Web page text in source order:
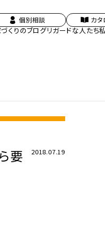
個別相談 カ
くりのブログリガードな人たち
要
2018.07.19